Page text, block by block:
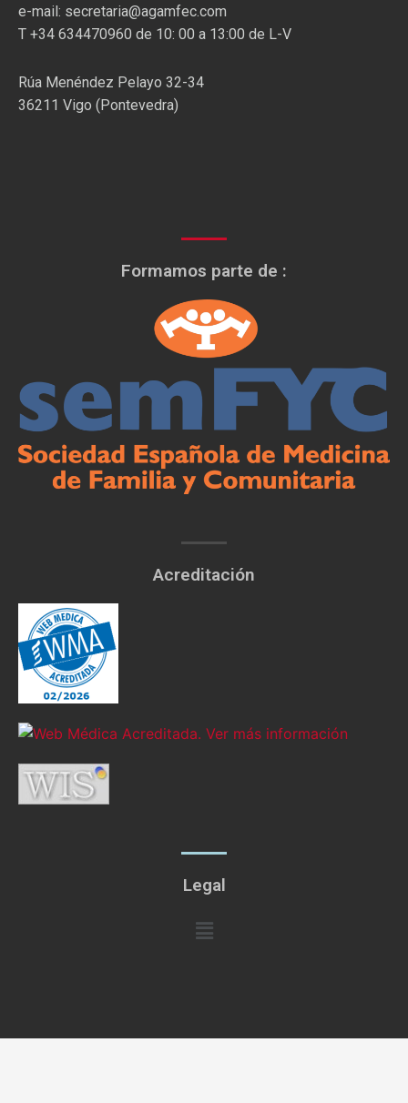
e-mail: secretaria@agamfec.com
T +34 634470960 de 10: 00 a 13:00 de L-V
Rúa Menéndez Pelayo 32-34
36211 Vigo (Pontevedra)
Formamos parte de :
Acreditación
Legal
Menú